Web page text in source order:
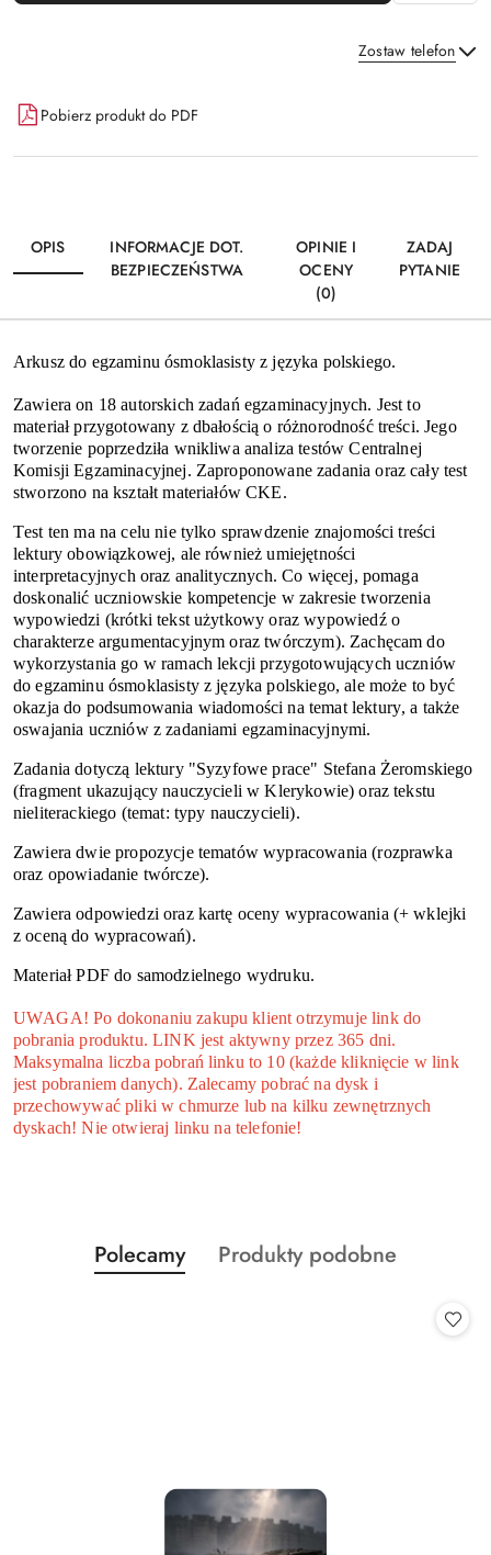
Zostaw telefon
Dostępność
i
dostawa
Pobierz produkt do PDF
OPIS
INFORMACJE DOT.
BEZPIECZEŃSTWA
OPINIE I
OCENY
(0)
ZADAJ
PYTANIE
Arkusz do egzaminu ósmoklasisty z języka polskiego.
Zawiera on 18 autorskich zadań egzaminacyjnych. Jest to
materiał przygotowany z dbałością o różnorodność treści. Jego
tworzenie poprzedziła wnikliwa analiza testów Centralnej
Komisji Egzaminacyjnej. Zaproponowane zadania oraz cały test
stworzono na kształt materiałów CKE.
Test ten ma na celu nie tylko sprawdzenie znajomości treści
lektury obowiązkowej, ale również umiejętności
interpretacyjnych oraz analitycznych. Co więcej, pomaga
doskonalić uczniowskie kompetencje w zakresie tworzenia
wypowiedzi (krótki tekst użytkowy oraz wypowiedź o
charakterze argumentacyjnym oraz twórczym). Zachęcam do
wykorzystania go w ramach lekcji przygotowujących uczniów
do egzaminu ósmoklasisty z języka polskiego, ale może to być
okazja do podsumowania wiadomości na temat lektury, a także
oswajania uczniów z zadaniami egzaminacyjnymi.
Zadania dotyczą lektury "Syzyfowe prace" Stefana Żeromskiego
(fragment ukazujący nauczycieli w Klerykowie) oraz tekstu
nieliterackiego (temat: typy nauczycieli).
Zawiera dwie propozycje tematów wypracowania (rozprawka
oraz opowiadanie twórcze).
Zawiera odpowiedzi oraz kartę oceny wypracowania (+ wklejki
z oceną do wypracowań).
Materiał PDF do samodzielnego wydruku.
UWAGA! Po dokonaniu zakupu klient otrzymuje link do
pobrania produktu. LINK jest aktywny przez 365 dni.
Maksymalna liczba pobrań linku to 10 (każde kliknięcie w link
jest pobraniem danych). Zalecamy pobrać na dysk i
przechowywać pliki w chmurze lub na kilku zewnętrznych
dyskach! Nie otwieraj linku na telefonie!
Pomiń karuzelę produktów
Produkty
o
Polecamy
Produkty
Produkty podobne